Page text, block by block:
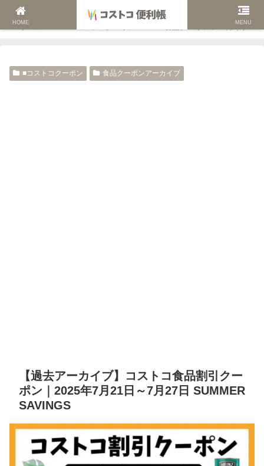
ホーム 食品クーポンアーカイブ
■コストコクーポン 食品クーポンアーカイブ
【過去アーカイブ】コストコ食品割引クー
ポン｜2025年7月21日～7月27日 SUMMER
SAVINGS
HOME MENU